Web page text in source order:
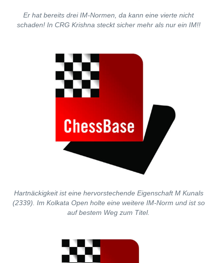
Er hat bereits drei IM-Normen, da kann eine vierte nicht
schaden! In CRG Krishna steckt sicher mehr als nur ein IM!!
Hartnäckigkeit ist eine hervorstechende Eigenschaft M Kunals
(2339). Im Kolkata Open holte eine weitere IM-Norm und ist so
auf bestem Weg zum Titel.